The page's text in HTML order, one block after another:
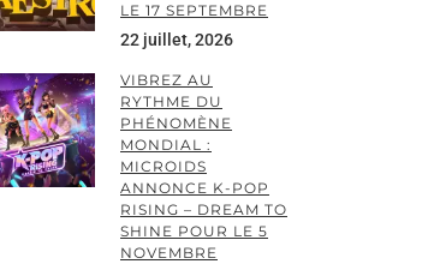
LE 17 SEPTEMBRE
22 juillet, 2026
VIBREZ AU
RYTHME DU
PHÉNOMÈNE
MONDIAL :
MICROIDS
ANNONCE K-POP
RISING – DREAM TO
SHINE POUR LE 5
NOVEMBRE